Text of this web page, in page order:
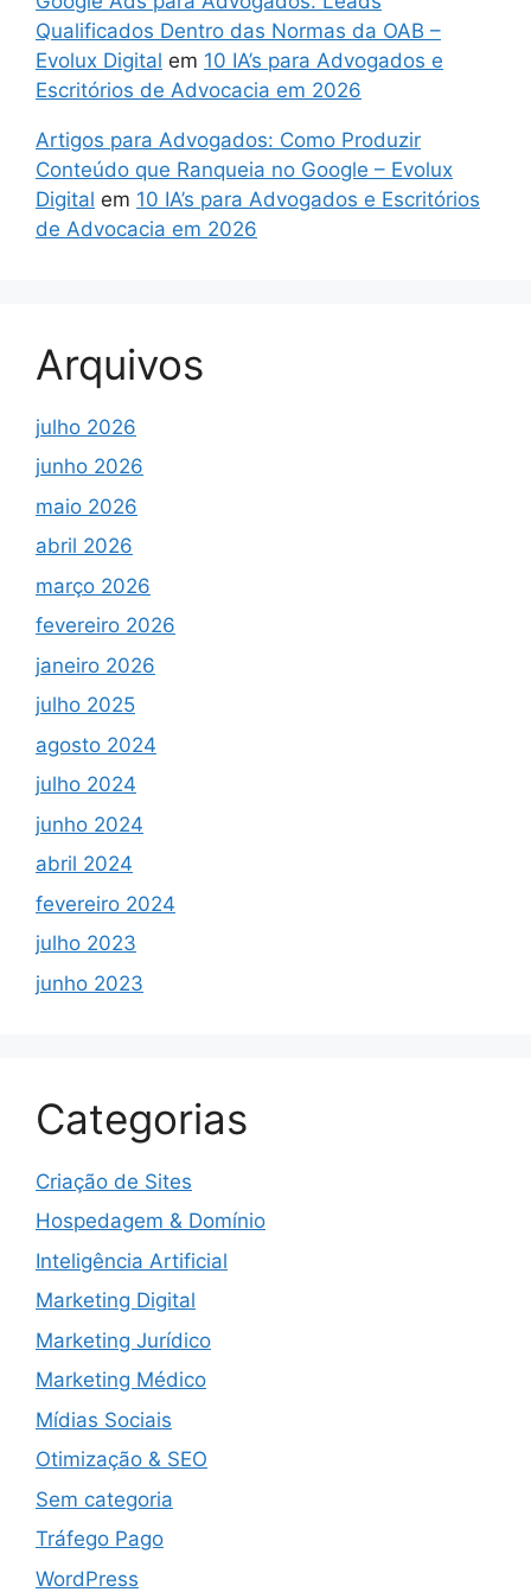
Qualificados Dentro das Normas da OAB –
Evolux Digital em 10 IA’s para Advogados e
Escritórios de Advocacia em 2026
Artigos para Advogados: Como Produzir
Conteúdo que Ranqueia no Google – Evolux
Digital em 10 IA’s para Advogados e Escritórios
de Advocacia em 2026
Arquivos
julho 2026
junho 2026
maio 2026
abril 2026
março 2026
fevereiro 2026
janeiro 2026
julho 2025
agosto 2024
julho 2024
junho 2024
abril 2024
fevereiro 2024
julho 2023
junho 2023
Categorias
Criação de Sites
Hospedagem & Domínio
Inteligência Artificial
Marketing Digital
Marketing Jurídico
Marketing Médico
Mídias Sociais
Otimização & SEO
Sem categoria
Tráfego Pago
WordPress